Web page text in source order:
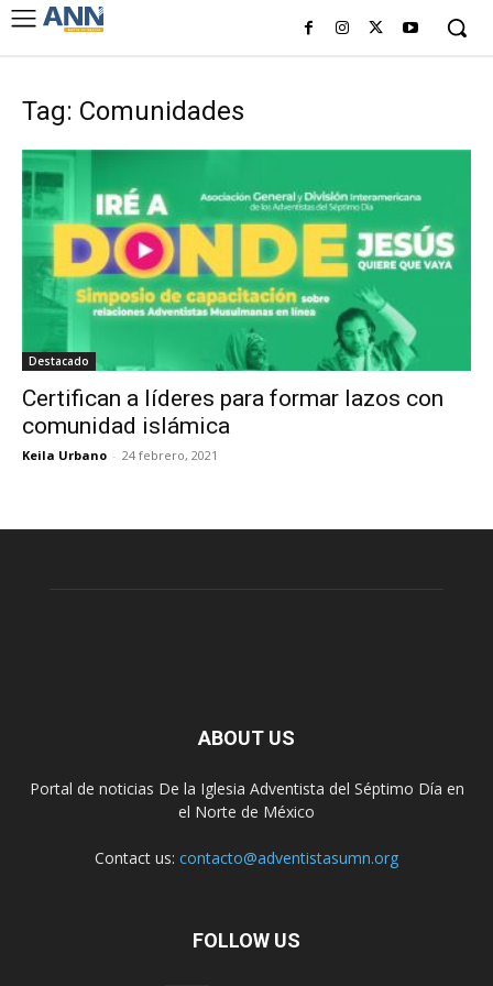
Tag: Comunidades
Destacado
Certifican a líderes para formar lazos con
comunidad islámica
Keila Urbano - 24 febrero, 2021
ABOUT US
Portal de noticias De la Iglesia Adventista del Séptimo Día en
el Norte de México
Contact us: contacto@adventistasumn.org
FOLLOW US